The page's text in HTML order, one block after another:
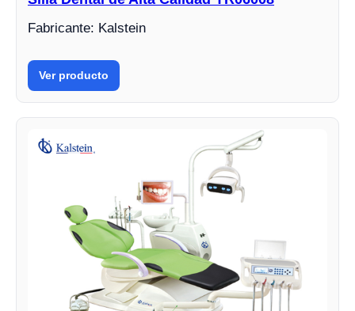
Fabricante: Kalstein
Ver producto